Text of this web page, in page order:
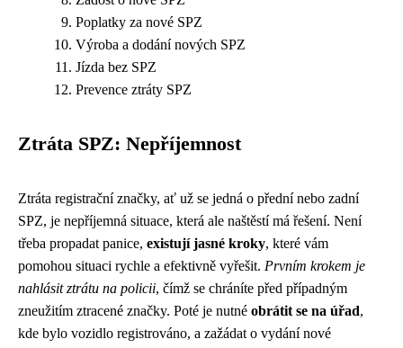
Poplatky za nové SPZ
Výroba a dodání nových SPZ
Jízda bez SPZ
Prevence ztráty SPZ
Ztráta SPZ: Nepříjemnost
Ztráta registrační značky, ať už se jedná o přední nebo zadní
SPZ, je nepříjemná situace, která ale naštěstí má řešení. Není
třeba propadat panice, existují jasné kroky, které vám
pomohou situaci rychle a efektivně vyřešit. Prvním krokem je
nahlásit ztrátu na policii, čímž se chráníte před případným
zneužitím ztracené značky. Poté je nutné obrátit se na úřad,
kde bylo vozidlo registrováno, a zažádat o vydání nové